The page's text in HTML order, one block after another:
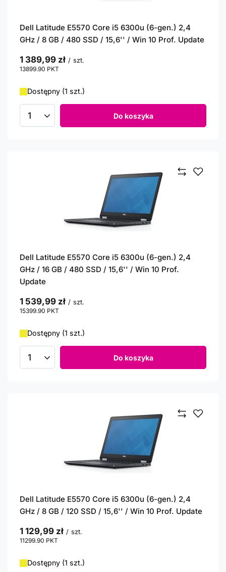
Dell Latitude E5570 Core i5 6300u (6-gen.) 2,4
GHz / 8 GB / 480 SSD / 15,6'' / Win 10 Prof. Update
1 389,99 zł / szt.
13899.90 PKT
Dostępny (1 szt.)
Ilość produktów Do koszyka
Dell Latitude E5570 Core i5 6300u (6-gen.) 2,4
GHz / 16 GB / 480 SSD / 15,6'' / Win 10 Prof.
Update
1 539,99 zł / szt.
15399.90 PKT
Dostępny (1 szt.)
Ilość produktów Do koszyka
Dell Latitude E5570 Core i5 6300u (6-gen.) 2,4
GHz / 8 GB / 120 SSD / 15,6'' / Win 10 Prof. Update
1 129,99 zł / szt.
11299.90 PKT
Dostępny (1 szt.)